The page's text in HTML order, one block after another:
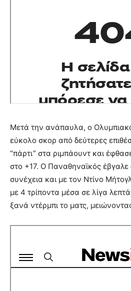
Μετά την ανάπαυλα, ο
εύκολο σκορ από δεύτερες
“πάρτι” στα ριμπάουντ και
στο +17. Ο Παναθηναϊκός
συνέχεια και με τον Ντίνο
με 4 τρίποντα μέσα σε λίγα
ξανά ντέρμπι το ματς,